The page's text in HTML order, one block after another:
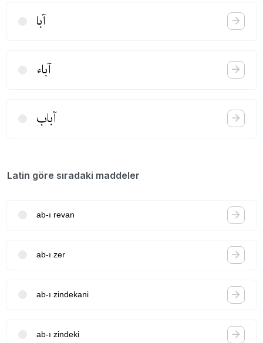
آبا
آباء
آباب
Latin göre sıradaki maddeler
ab-ı revan
ab-ı zer
ab-ı zindekani
ab-ı zindeki